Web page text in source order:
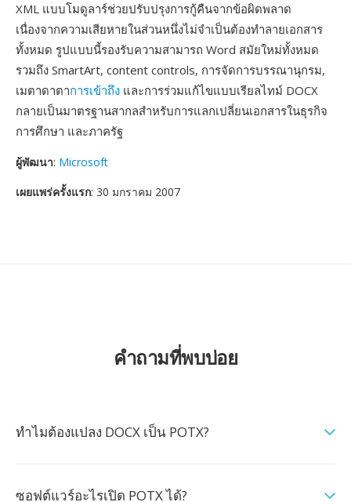
XML แบบโมดูลาร์ช่วยปรับปรุงการกู้คืนจากข้อผิดพลาด
เนื่องจากความเสียหายในส่วนหนึ่งไม่จำเป็นต้องทำลายเอกสาร
ทั้งหมด รูปแบบนี้รองรับความสามารถ Word สมัยใหม่ทั้งหมด
รวมถึง SmartArt, content controls, การจัดการบรรณานุกรม,
เมตาดาตาการเข้าถึง และการร่วมแก้ไขแบบเรียลไทม์ DOCX
กลายเป็นมาตรฐานสากลสำหรับการแลกเปลี่ยนเอกสารในธุรกิจ
การศึกษา และภาครัฐ
ผู้พัฒนา: Microsoft
เผยแพร่ครั้งแรก: 30 มกราคม 2007
คำถามที่พบบ่อย
ทำไมต้องแปลง DOCX เป็น POTX?
ซอฟต์แวร์อะไรเปิด POTX ได้?